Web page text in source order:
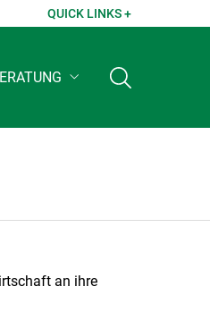
QUICK LINKS +
an ihre